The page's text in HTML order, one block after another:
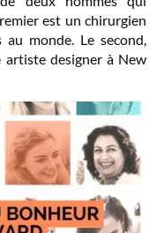
est un chirurgien
monde. Le second,
artiste designer à New